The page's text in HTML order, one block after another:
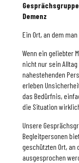
Demenz
Ein Ort, an dem
Wenn ein geliebter
nicht nur sein Alltag
nahestehenden
erleben
das Bedürfnis,
die Situation
Unsere
Begleitpersonen
geschützten Ort, an
ausgesprochen